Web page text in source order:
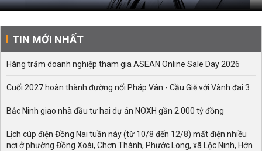
TIN MỚI NHẤT
Hàng trăm doanh nghiệp tham gia ASEAN Online Sale Day 2026
Cuối 2027 hoàn thành đường nối Pháp Vân - Cầu Giẽ với Vành đai 3
Bắc Ninh giao nhà đầu tư hai dự án NOXH gần 2.000 tỷ đồng
Lịch cúp điện Đồng Nai tuần này (từ 10/8 đến 12/8) mất điện nhiều
nơi ở phường Đồng Xoài, Chơn Thành, Phước Long, xã Lộc Ninh, Hớn